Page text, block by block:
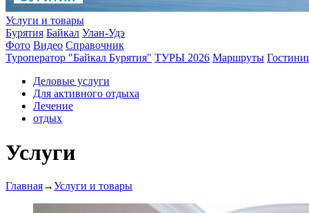
Услуги и товары
Бурятия Байкал Улан-Удэ
Фото Видео Справочник
Туроператор "Байкал Бурятия" ТУРЫ 2026 Маршруты
Деловые услуги
Для активного отдыха
Лечение
отдых
Услуги
Главная→Услуги и товары